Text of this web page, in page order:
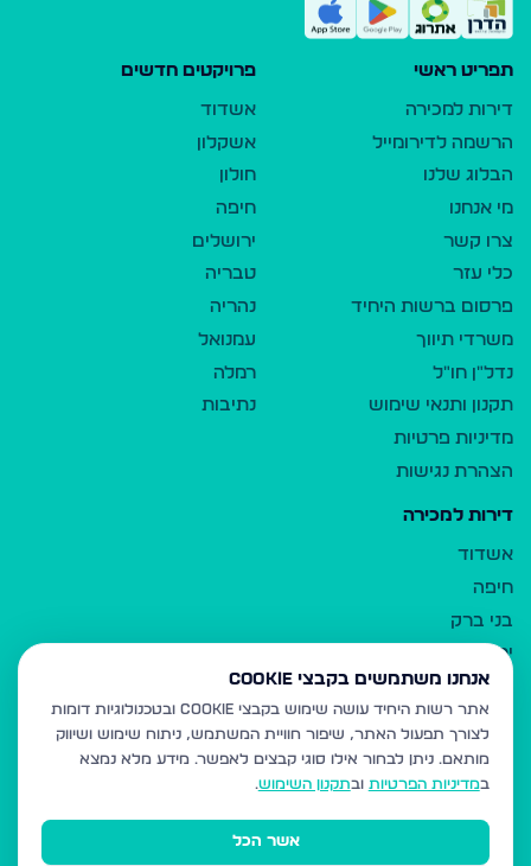
תפריט ראשי
דירות למכירה
הרשמה לדירומייל
הבלוג שלנו
מי אנחנו
צרו קשר
כלי עזר
פרסום ברשות היחיד
משרדי תיווך
נדל"ן חו"ל
תקנון ותנאי שימוש
מדיניות פרטיות
הצהרת נגישות
פרויקטים חדשים
אשדוד
אשקלון
חולון
חיפה
ירושלים
טבריה
נהריה
עמנואל
רמלה
נתיבות
דירות למכירה
אשדוד
חיפה
בני ברק
ירושלים
אלעד
גבעת זאב
בית שמש
רכסים
מודיעין עילית
אנחנו משתמשים בקבצי Cookie
אתר רשות היחיד עושה שימוש בקבצי Cookie ובטכנולוגיות דומות
לצורך תפעול האתר, שיפור חוויית המשתמש, ניתוח שימוש ושיווק
מותאם. ניתן לבחור אילו סוגי קבצים לאפשר. מידע מלא נמצא
במדיניות הפרטיות ובתקנון השימוש.
אשר הכל